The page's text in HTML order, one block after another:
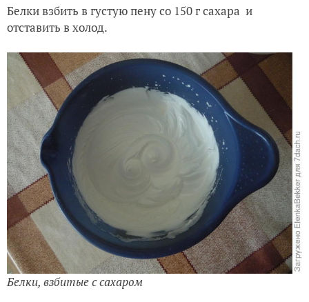
Белки взбить в густую пену со 150 г сахара и
отставить в холод.
Белки, взбитые с сахаром